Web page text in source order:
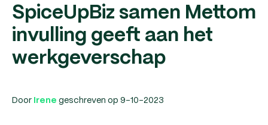
SpiceUpBiz samen Mettom
invulling geeft aan het
werkgeverschap
Door Irene geschreven op 9-10-2023